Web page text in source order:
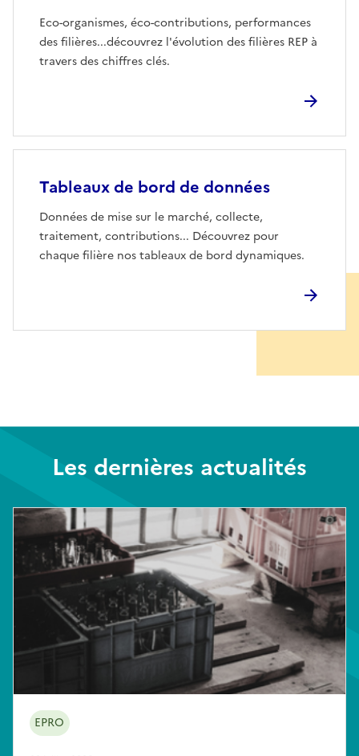
Eco-organismes, éco-contributions, performances
des filières...découvrez l'évolution des filières REP à
travers des chiffres clés.
Tableaux de bord de données
Données de mise sur le marché, collecte,
traitement, contributions... Découvrez pour
chaque filière nos tableaux de bord dynamiques.
Les dernières actualités
EPRO